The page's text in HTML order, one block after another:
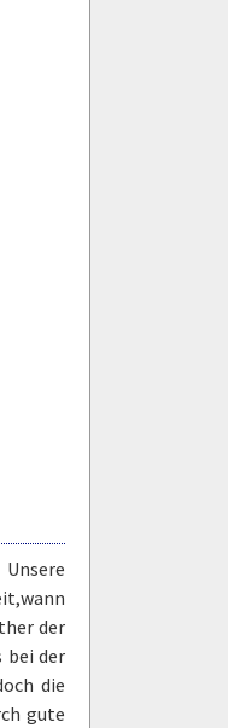
der
bei der
die
gute